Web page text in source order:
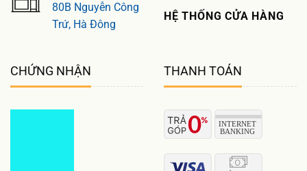
80B Nguyễn Công
Trứ, Hà Đông
HỆ THỐNG CỬA HÀNG
CHỨNG NHẬN THANH TOÁN